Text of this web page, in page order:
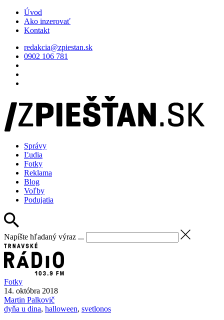
Úvod
Ako inzerovať
Kontakt
redakcia@zpiestan.sk
0902 106 781
Správy
Ľudia
Fotky
Reklama
Blog
Voľby
Podujatia
Napíšte hľadaný výraz ...
Fotky
14. októbra 2018
Martin Palkovič
dyňa u dina, halloween, svetlonos